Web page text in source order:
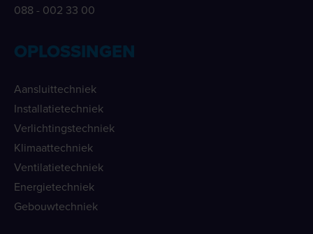
088 - 002 33 00
OPLOSSINGEN
Aansluittechniek
Installatietechniek
Verlichtingstechniek
Klimaattechniek
Ventilatietechniek
Energietechniek
Gebouwtechniek